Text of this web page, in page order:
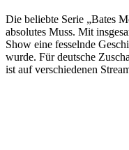
Die beliebte Serie „Bates
absolutes Muss. Mit
Show eine fesselnde
wurde. Für deutsche
ist auf verschiedenen